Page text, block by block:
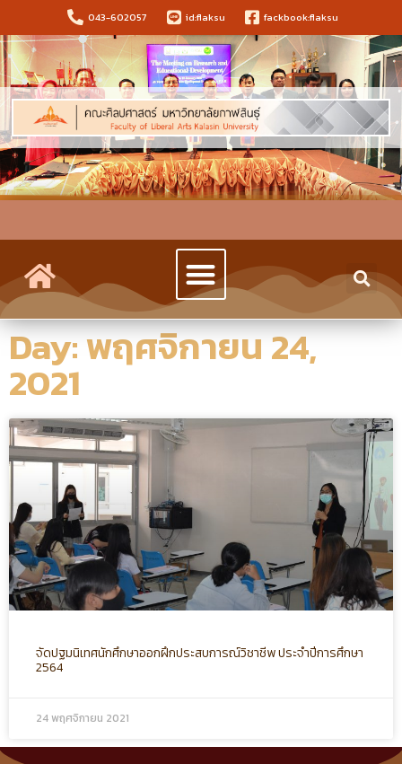
043-602057 id:flaksu fackbook:flaksu
Day: พฤศจิกายน 24,
2021
จัดปฐมนิเทศนักศึกษาออกฝึกประสบการณ์วิชาชีพ ประจำปีการศึกษา
2564
24 พฤศจิกายน 2021